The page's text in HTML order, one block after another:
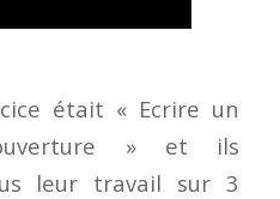
était « Ecrire un
» et ils
leur travail sur 3